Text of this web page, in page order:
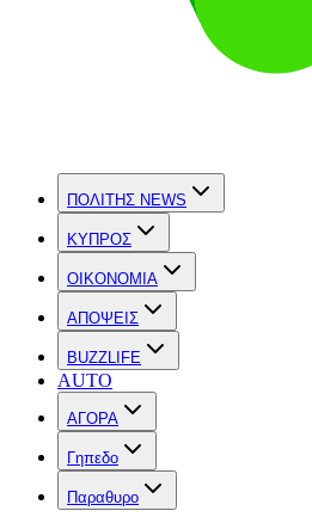
ΠΟΛΙΤΗΣ NEWS
ΚΥΠΡΟΣ
OIKONOMIA
ΑΠΟΨΕΙΣ
BUZZLIFE
AUTO
ΑΓΟΡΑ
Γηπεδο
Παραθυρο